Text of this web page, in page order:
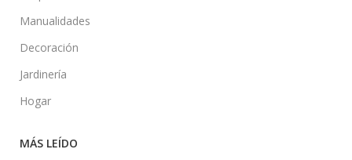
Manualidades
Decoración
Jardinería
Hogar
MÁS LEÍDO